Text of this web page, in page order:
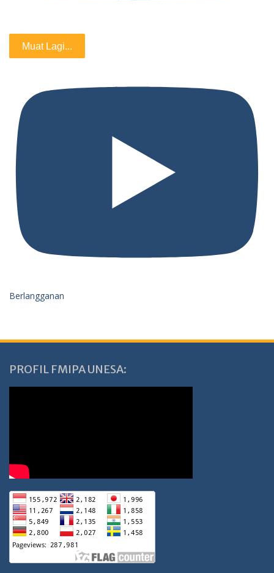
Muat Lagi...
Berlangganan
PROFIL FMIPA UNESA: